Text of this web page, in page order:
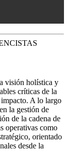
visión holística y
críticas de la
A lo largo
la gestión de
de la cadena de
operativas como
orientado
desde la